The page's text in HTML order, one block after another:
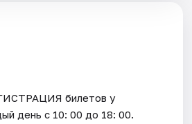
билетов у
день c 10: 00 до 18: 00.